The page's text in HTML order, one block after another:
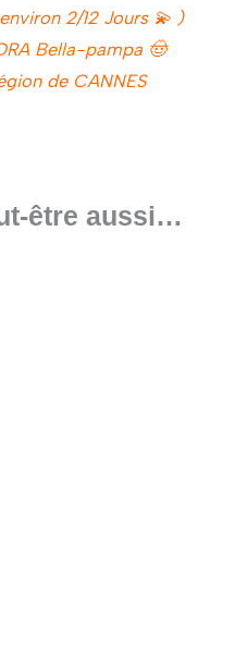
2/12 Jours 💫 )
Bella-pampa 🤠
de CANNES
être aussi…